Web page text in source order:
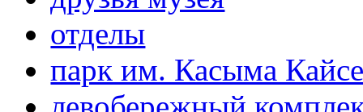
отделы
парк им. Касыма